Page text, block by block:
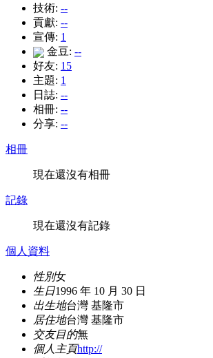
技術: --
貢獻: --
宣傳: 1
金豆: --
好友: 15
主題: 1
日誌: --
相冊: --
分享: --
相冊
現在還沒有相冊
記錄
現在還沒有記錄
個人資料
性別女
生日1996 年 10 月 30 日
出生地台灣 基隆市
居住地台灣 基隆市
交友目的無
個人主頁http://